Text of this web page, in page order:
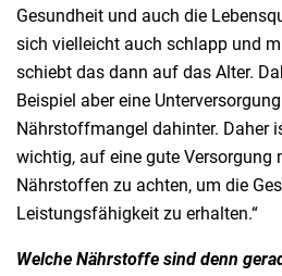
Gesundheit und auch die
sich vielleicht auch schlapp und
schiebt das dann auf das Alter.
Beispiel aber eine
Nährstoffmangel dahinter. Daher
wichtig, auf eine gute Versorgung
Nährstoffen zu achten, um die
Leistungsfähigkeit zu erhalten.“
Welche Nährstoffe sind denn